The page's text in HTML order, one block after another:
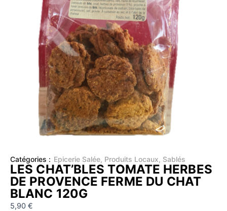
Catégories : Epicerie Salée, Produits Locaux, Sablés
LES CHAT’BLES TOMATE HERBES
DE PROVENCE FERME DU CHAT
BLANC 120G
5,90 €